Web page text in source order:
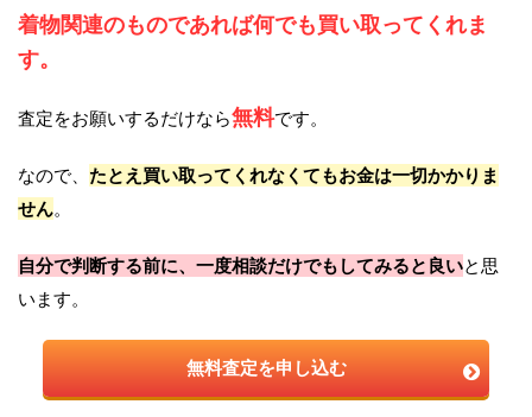
着物関連のものであれば何でも買い取ってくれま
す。
査定をお願いするだけなら無料です。
なので、 たとえ買い取ってくれなくてもお金は一切かかりま
せん。
自分で判断する前に、一度相談だけでもしてみると良いと思
います。
無料査定を申し込む